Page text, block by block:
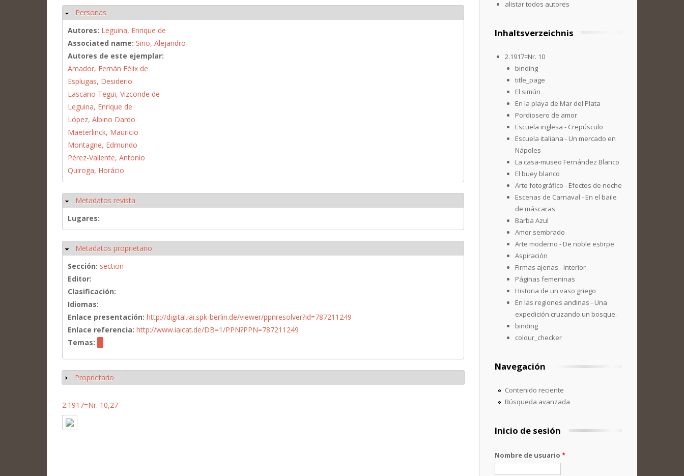
Ocultar
Personas
Autores: Leguina, Enrique de
Associated name: Sirio, Alejandro
Autores de este ejemplar:
Amador, Fernán Félix de
Esplugas, Desiderio
Lascano Tegui, Vizconde de
Leguina, Enrique de
López, Albino Dardo
Maeterlinck, Mauricio
Montagne, Edmundo
Pérez-Valiente, Antonio
Quiroga, Horácio
Ocultar
Metadatos revista
Lugares:
Ocultar
Metadatos proprietario
Sección: section
Editor:
Clasificación:
Idiomas:
Enlace presentación: http://digital.iai.spk-berlin.de/viewer/ppnresolver?id=787211249
Enlace referencia: http://www.iaicat.de/DB=1/PPN?PPN=787211249
Temas:
Mostrar
Proprietario
2.1917=Nr. 10,27
alistar todos autores
Inhaltsverzeichnis
2.1917=Nr. 10
binding
title_page
El simún
En la playa de Mar del Plata
Pordiosero de amor
Escuela inglesa - Crepúsculo
Escuela italiana - Un mercado en
Nápoles
La casa-museo Fernández Blanco
El buey blanco
Arte fotográfico - Efectos de noche
Escenas de Carnaval - En el baile
de máscaras
Barba Azul
Amor sembrado
Arte moderno - De noble estirpe
Aspiración
Firmas ajenas - Interior
Páginas femeninas
Historia de un vaso griego
En las regiones andinas - Una
expedición cruzando un bosque.
binding
colour_checker
Navegación
Contenido reciente
Búsqueda avanzada
Inicio de sesión
Nombre de usuario *